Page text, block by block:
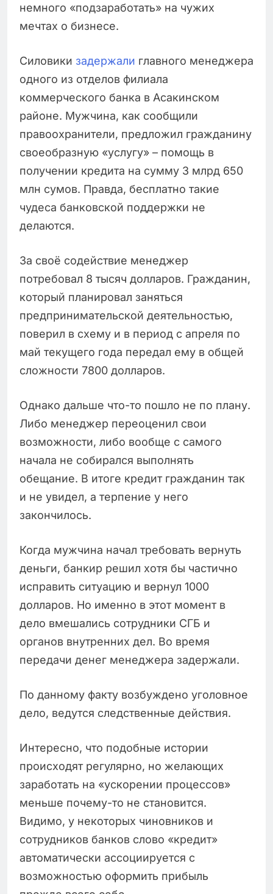
немного «подзаработать» на чужих
мечтах о бизнесе.
Силовики задержали главного менеджера
одного из отделов филиала
коммерческого банка в Асакинском
районе. Мужчина, как сообщили
правоохранители, предложил гражданину
своеобразную «услугу» – помощь в
получении кредита на сумму 3 млрд 650
млн сумов. Правда, бесплатно такие
чудеса банковской поддержки не
делаются.
За своё содействие менеджер
потребовал 8 тысяч долларов. Гражданин,
который планировал заняться
предпринимательской деятельностью,
поверил в схему и в период с апреля по
май текущего года передал ему в общей
сложности 7800 долларов.
Однако дальше что-то пошло не по плану.
Либо менеджер переоценил свои
возможности, либо вообще с самого
начала не собирался выполнять
обещание. В итоге кредит гражданин так
и не увидел, а терпение у него
закончилось.
Когда мужчина начал требовать вернуть
деньги, банкир решил хотя бы частично
исправить ситуацию и вернул 1000
долларов. Но именно в этот момент в
дело вмешались сотрудники СГБ и
органов внутренних дел. Во время
передачи денег менеджера задержали.
По данному факту возбуждено уголовное
дело, ведутся следственные действия.
Интересно, что подобные истории
происходят регулярно, но желающих
заработать на «ускорении процессов»
меньше почему-то не становится.
Видимо, у некоторых чиновников и
сотрудников банков слово «кредит»
автоматически ассоциируется с
возможностью оформить прибыль